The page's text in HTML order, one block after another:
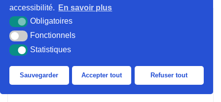
accessibilité.
En savoir plus
Obligatoires
Fonctionnels
Statistiques
Sauvegarder Accepter tout Refuser tout